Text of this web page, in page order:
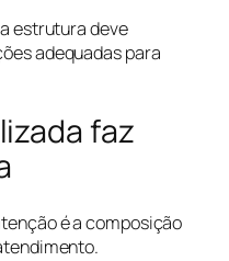
estrutura deve
adequadas para
faz
é a composição